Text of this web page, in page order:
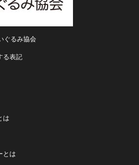
ぐるみ協会
る表記
は
とは